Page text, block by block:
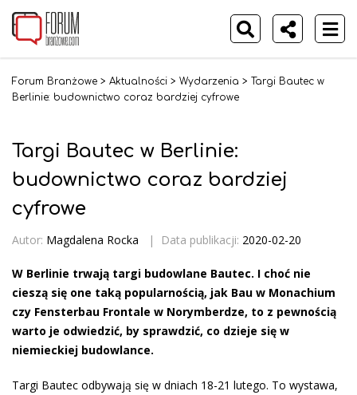
Forum Branżowe > Aktualności > Wydarzenia > Targi Bautec w
Berlinie: budownictwo coraz bardziej cyfrowe
Targi Bautec w Berlinie:
budownictwo coraz bardziej
cyfrowe
Autor: Magdalena Rocka | Data publikacji: 2020-02-20
W Berlinie trwają targi budowlane Bautec. I choć nie
cieszą się one taką popularnością, jak Bau w Monachium
czy Fensterbau Frontale w Norymberdze, to z pewnością
warto je odwiedzić, by sprawdzić, co dzieje się w
niemieckiej budowlance.
Targi Bautec odbywają się w dniach 18-21 lutego. To wystawa,